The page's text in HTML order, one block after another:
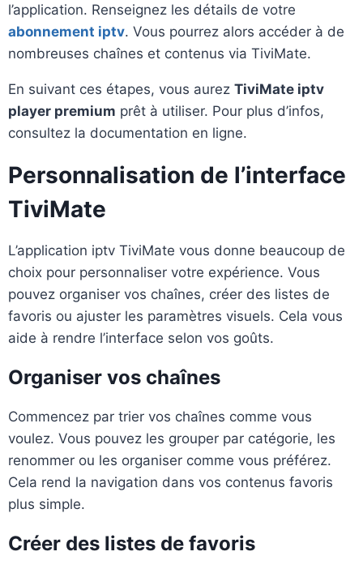
l’application. Renseignez les détails de votre
abonnement iptv. Vous pourrez alors accéder à de
nombreuses chaînes et contenus via TiviMate.
En suivant ces étapes, vous aurez TiviMate iptv
player premium prêt à utiliser. Pour plus d’infos,
consultez la documentation en ligne.
Personnalisation de l’interface
TiviMate
L’application iptv TiviMate vous donne beaucoup de
choix pour personnaliser votre expérience. Vous
pouvez organiser vos chaînes, créer des listes de
favoris ou ajuster les paramètres visuels. Cela vous
aide à rendre l’interface selon vos goûts.
Organiser vos chaînes
Commencez par trier vos chaînes comme vous
voulez. Vous pouvez les grouper par catégorie, les
renommer ou les organiser comme vous préférez.
Cela rend la navigation dans vos contenus favoris
plus simple.
Créer des listes de favoris